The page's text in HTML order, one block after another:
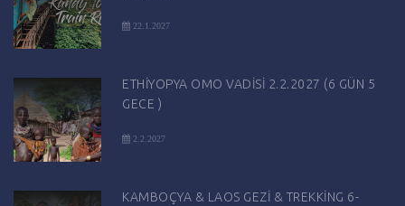
22.1.2027
ETHİYOPYA OMO VADİSİ 2.2.2027 (6 GÜN 5
GECE )
2.2.2027
KAMBOÇYA & LAOS GEZİ & TREKKİNG 6-